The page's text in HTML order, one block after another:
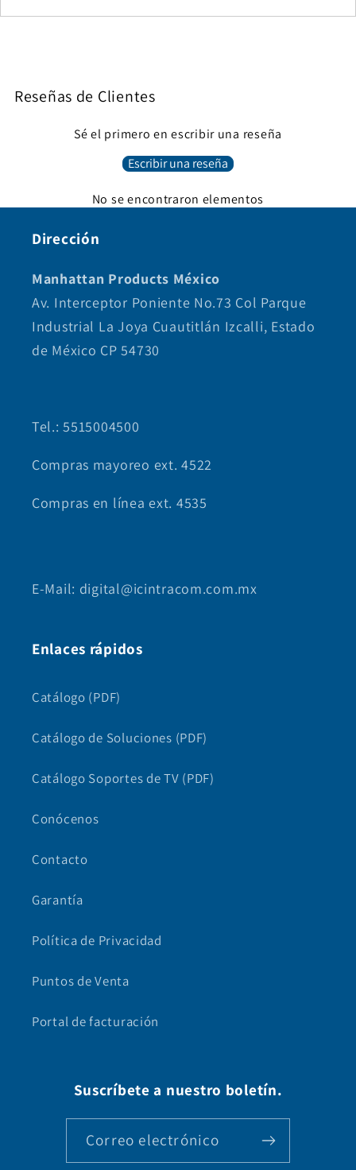
Reseñas de Clientes
Sé el primero en escribir una reseña
Escribir una reseña
No se encontraron elementos
Dirección
Manhattan Products México
Av. Interceptor Poniente No.73 Col Parque
Industrial La Joya Cuautitlán Izcalli, Estado
de México CP 54730
Tel.: 5515004500
Compras mayoreo ext. 4522
Compras en línea ext. 4535
E-Mail: digital@icintracom.com.mx
Enlaces rápidos
Catálogo (PDF)
Catálogo de Soluciones (PDF)
Catálogo Soportes de TV (PDF)
Conócenos
Contacto
Garantía
Política de Privacidad
Puntos de Venta
Portal de facturación
Suscríbete a nuestro boletín.
Correo electrónico